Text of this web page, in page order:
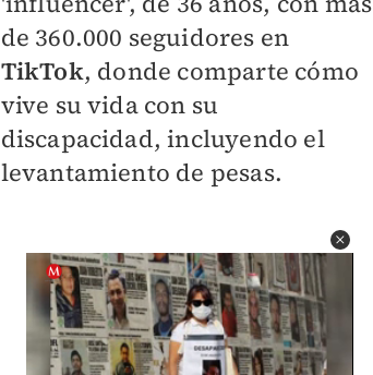
de 360.000 seguidores en
TikTok, donde comparte cómo
vive su vida con su
discapacidad, incluyendo el
levantamiento de pesas.